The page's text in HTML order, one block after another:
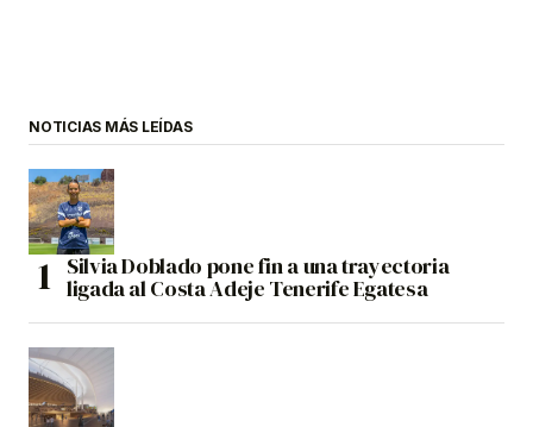
NOTICIAS MÁS LEÍDAS
Silvia Doblado pone fin a una trayectoria
ligada al Costa Adeje Tenerife Egatesa